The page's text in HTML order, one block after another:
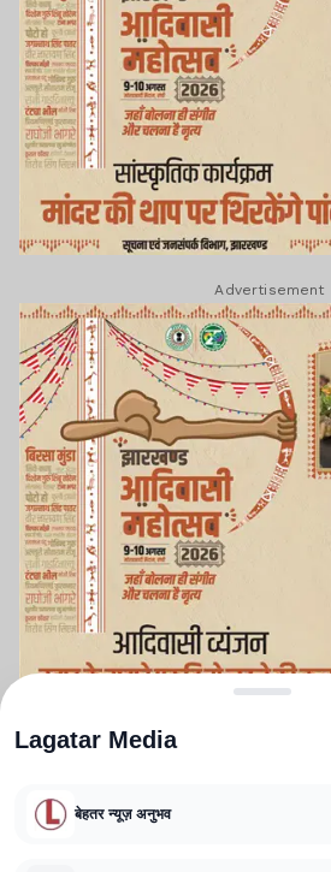
Advertisement
Lagatar Media
बेहतर न्यूज़ अनुभव